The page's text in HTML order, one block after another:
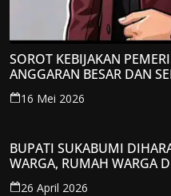
SOROT KEBIJAKAN
ANGGARAN BESAR DAN
JADI PERHATIAN; LPP-
KRITIS
16 Mei 2026
BUPATI SUKABUMI
WARGA, RUMAH WARGA
DIAMBRUKAN
26 April 2026